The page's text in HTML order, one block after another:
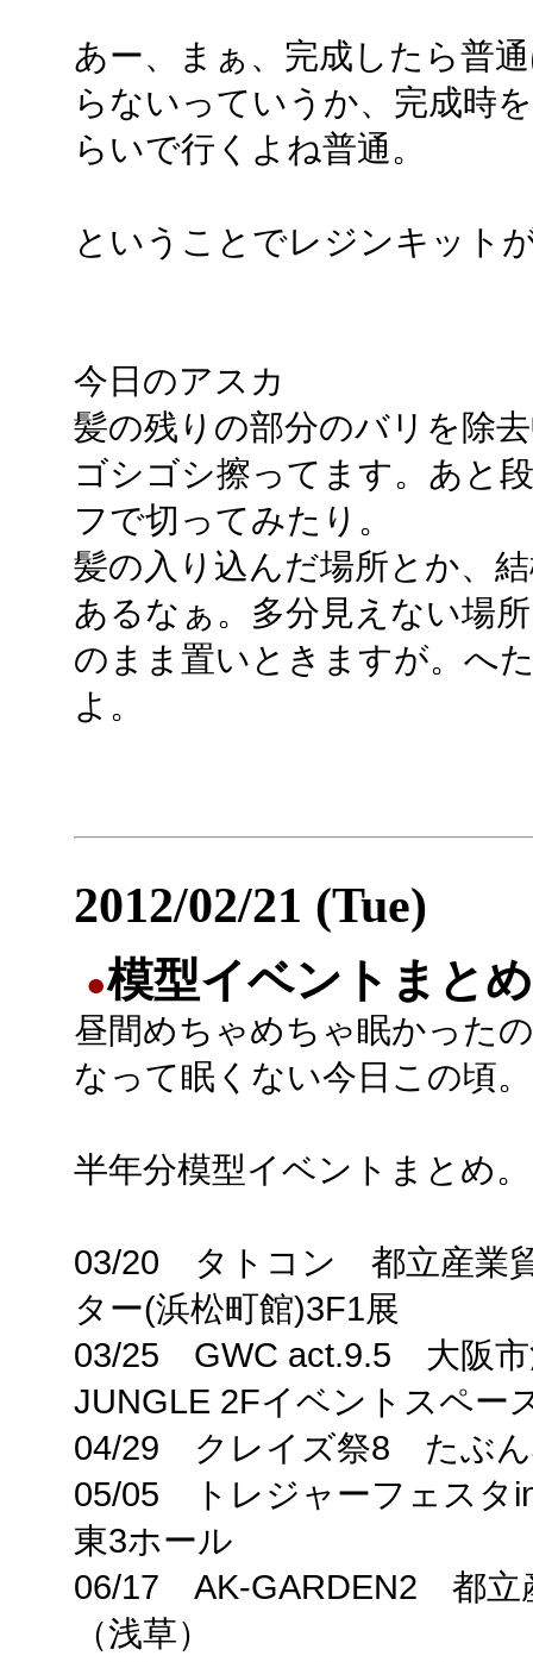
あー、まぁ、完成したら普
らないっていうか、完成時
らいで行くよね普通。
ということでレジンキット
今日のアスカ
髪の残りの部分のバリを除
ゴシゴシ擦ってます。あと
フで切ってみたり。
髪の入り込んだ場所とか、
あるなぁ。多分見えない場
のまま置いときますが。へ
よ。
2012/02/21 (Tue)
●模型イベントまとめ
昼間めちゃめちゃ眠かった
なって眠くない今日この頃。
半年分模型イベントまとめ。
03/20 タトコン 都立産業
ター(浜松町館)3F1展
03/25 GWC act.9.5 大阪
JUNGLE 2Fイベントスペー
04/29 クレイズ祭8 たぶん
05/05 トレジャーフェスタ
東3ホール
06/17 AK-GARDEN2 都立
（浅草）